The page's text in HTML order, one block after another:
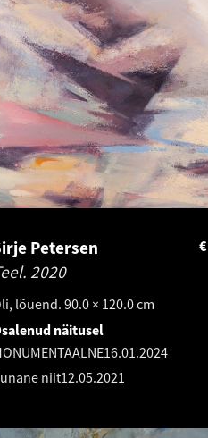
Petersen
2020
lõuend. 90.0 × 120.0 cm
€
näitusel
16.01.2024
niit12.05.2021